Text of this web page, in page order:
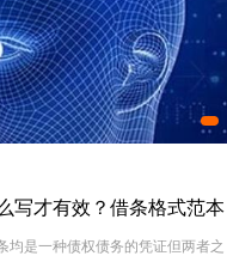
能办了
写才有效？借条格式范本
均是一种债权债务的凭证但两者之